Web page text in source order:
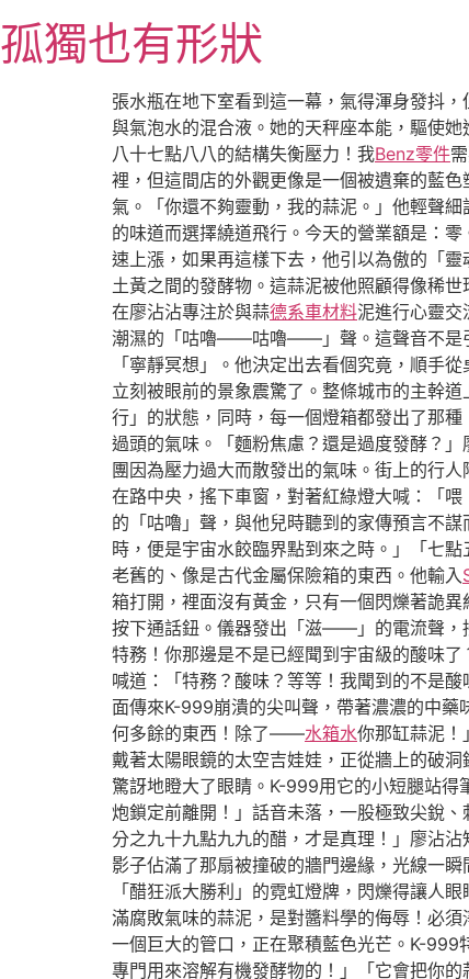
至
主
孤獨也有形狀
張水瓶在地下室看到這一幕，氣得渾身發抖
與氣泡水的混合液。她的天秤座本能，驅使
八十七點八八的結構失衡壓力！我Benz零件
裡，但這間店的外觀更像是一個被遺棄的藍
氣。「你還不夠靈動，我的蒜泥。」他輕聲
的味道而選擇繞道飛行。今天的營業額是：
速上漲，如果再這樣下去，他引以為傲的「
土黃之間的發酵物。這蒜泥被他照顧得像稀
在廖沾沾專注於與蒜德系車材料泥進行心靈
潮濕的「咕嚕——咕嚕——」聲。這聲音不是
「寧靜冥想」。他決定出去看個究竟，順手
立刻被眼前的景象震驚了。整條城市的主幹
行」的狀態，同時，每一個燈箱都發出了那
過頭的氣味。「麵粉焦慮？還是過度發酵？
團因為壓力過大而散發出的氣味。街上的行
在路中央，搖下車窗，對著紅綠燈大喊：「
的「咕嚕」聲，與他兒時聽到的家傳預言不
時，便是宇宙水餃臨界點到來之時。」「七
老舊的、像是古代金屬保險箱的東西。他輸入
箱打開，裡面沒有黃金，只有一個閃爍著詭
按下通話鈕。儀器發出「滋——」的電流聲，
特務！你那邊是不是已經聞到宇宙級的酸味
喊道：「特務？酸味？等等！我聞到的不是
面傳來K-999崩潰的尖叫聲，帶著濃濃的中
何多餘的東西！除了——水箱水你那缸蒜泥！
戴著太陽眼鏡的太空吉娃娃，正從牆上的破
驚訝地瞪大了眼睛。K-999用它的小短腿站
炮鎖定前離開！」話音未落，一股極致尖銳、
分之九十九點九九的醋，才是真理！」廖沾
影子佔滿了那扇被撞破的牆門邊緣，光線一
「醋狂派大勝利」的霓虹燈牌，閃爍得讓人
滿腐敗氣味的蒜泥，是對醬料學的侮辱！必
一個巨大的管口，正在聚積藍色光芒。K-
專門用來溶解有機發酵物的！」「它會把你